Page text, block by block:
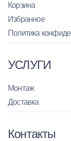
Корзина
Избранное
Политика
УСЛУГИ
Монтаж
Доставка
Контакты